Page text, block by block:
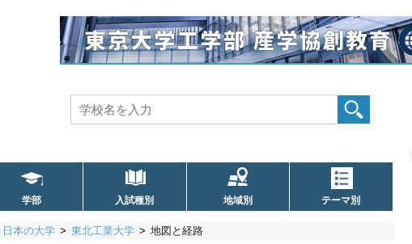
学部 入試種別 地域別 テーマ別
日本の大学 東北工業大学 地図と経路